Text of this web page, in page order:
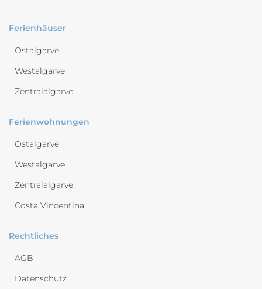
Ferienhäuser
Ostalgarve
Westalgarve
Zentralalgarve
Ferienwohnungen
Ostalgarve
Westalgarve
Zentralalgarve
Costa Vincentina
Rechtliches
AGB
Datenschutz